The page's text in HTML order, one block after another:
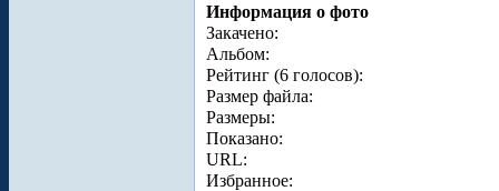
Информация о фото
Закачено:
Альбом:
Рейтинг (6 голосов):
Размер файла:
Размеры:
Показано:
URL:
Избранное: